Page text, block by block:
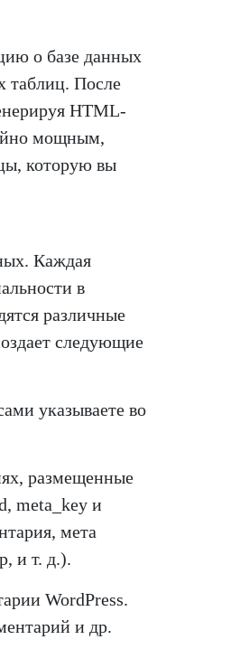
о базе данных
таблиц. После
HTML-
мощным,
которую вы
Каждая
в
различные
следующие
указываете во
размещенные
meta_key и
мета
и т. д.).
WordPress.
и др.